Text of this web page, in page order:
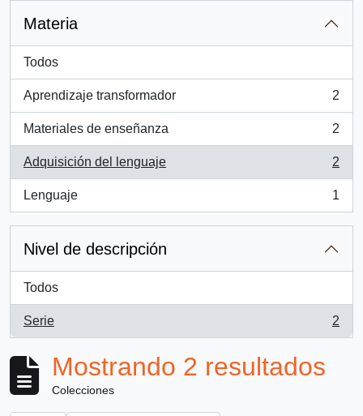
Materia
Todos
Aprendizaje transformador
, 2 resultados
2
Materiales de enseñanza
, 2 resultados
2
Adquisición del lenguaje
, 2 resultados
2
Lenguaje
, 1 resultados
1
Nivel de descripción
Todos
Serie
, 2 resultados
2
Mostrando 2 resultados
Colecciones